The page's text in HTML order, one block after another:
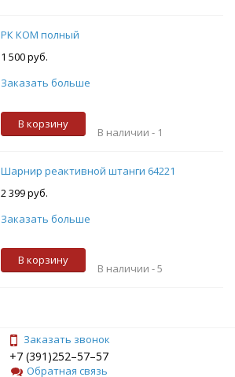
РК КОМ полный
1 500 руб.
Заказать больше
В корзину
В наличии - 1
Шарнир реактивной штанги 64221
2 399 руб.
Заказать больше
В корзину
В наличии -5
Заказать звонок
+7 (391)252–57–57
Обратная связь